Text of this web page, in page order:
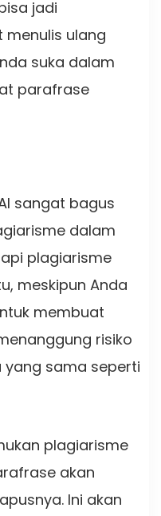
jadi
menulis ulang
suka dalam
parafrase
sangat bagus
dalam
plagiarisme
meskipun Anda
membuat
risiko
sama seperti
plagiarisme
akan
Ini akan